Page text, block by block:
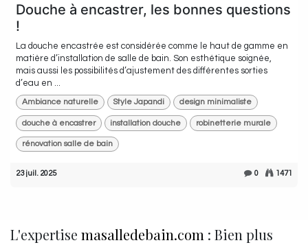
Douche à encastrer, les bonnes questions
!
La douche encastrée est considérée comme le haut de gamme en
matière d’installation de salle de bain. Son esthétique soignée,
mais aussi les possibilités d’ajustement des différentes sorties
d’eau en ...
Ambiance naturelle Style Japandi design minimaliste
douche à encastrer installation douche robinetterie murale
rénovation salle de bain
23 juil. 2025 0 1471
L'expertise masalledebain.com : Bien plus